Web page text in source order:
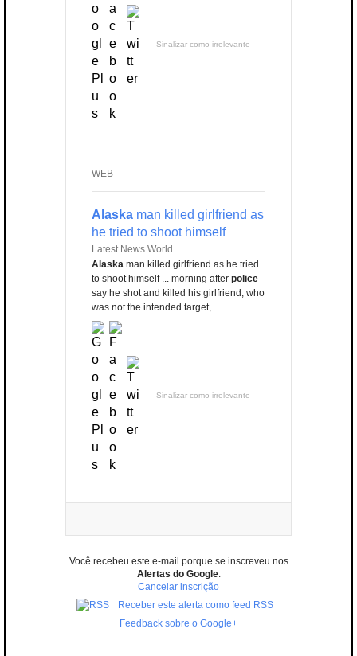
Sinalizar como irrelevante
WEB
Alaska man killed girlfriend as
he tried to shoot himself
Latest News World
Alaska man killed girlfriend as he tried
to shoot himself ... morning after police
say he shot and killed his girlfriend, who
was not the intended target, ...
Sinalizar como irrelevante
Você recebeu este e-mail porque se inscreveu nos
Alertas do Google.
Cancelar inscrição
Receber este alerta como feed RSS
Feedback sobre o Google+